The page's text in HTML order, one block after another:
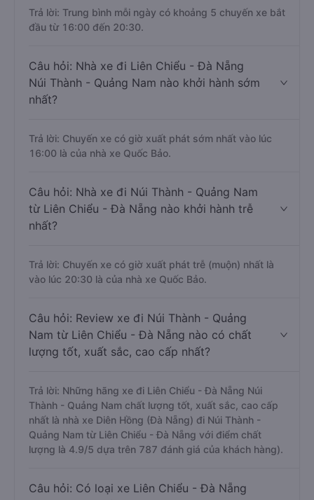
Trả lời: Trung bình mỗi ngày có khoảng 5 chuyến xe bắt
đầu từ 16:00 đến 20:30.
Câu hỏi: Nhà xe đi Liên Chiểu - Đà Nẵng
Núi Thành - Quảng Nam nào khởi hành sớm
nhất?
Trả lời: Chuyến xe có giờ xuất phát sớm nhất vào lúc
16:00 là của nhà xe Quốc Bảo.
Câu hỏi: Nhà xe đi Núi Thành - Quảng Nam
từ Liên Chiểu - Đà Nẵng nào khởi hành trễ
nhất?
Trả lời: Chuyến xe có giờ xuất phát trễ (muộn) nhất là
vào lúc 20:30 là của nhà xe Quốc Bảo.
Câu hỏi: Review xe đi Núi Thành - Quảng
Nam từ Liên Chiểu - Đà Nẵng nào có chất
lượng tốt, xuất sắc, cao cấp nhất?
Trả lời: Những hãng xe đi Liên Chiểu - Đà Nẵng Núi
Thành - Quảng Nam chất lượng tốt, xuất sắc, cao cấp
nhất là nhà xe Diên Hồng (Đà Nẵng) đi Núi Thành -
Quảng Nam từ Liên Chiểu - Đà Nẵng với điểm chất
lượng là 4.9/5 dựa trên 787 đánh giá của khách hàng).
Câu hỏi: Có loại xe Liên Chiểu - Đà Nẵng